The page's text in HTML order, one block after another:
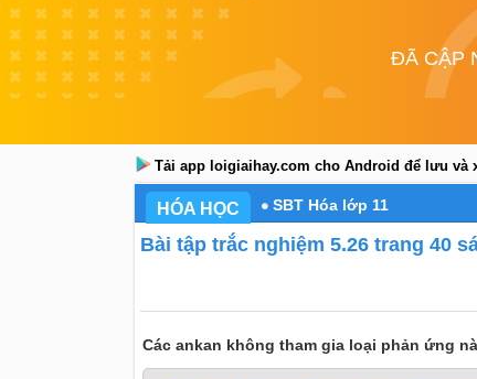
ĐÃ CẬP
Tải app loigiaihay.com cho Android để lưu và
HÓA HỌC SBT Hóa lớp 11
Bài tập trắc nghiệm 5.26 trang 40
Các ankan không tham gia loại phản ứng